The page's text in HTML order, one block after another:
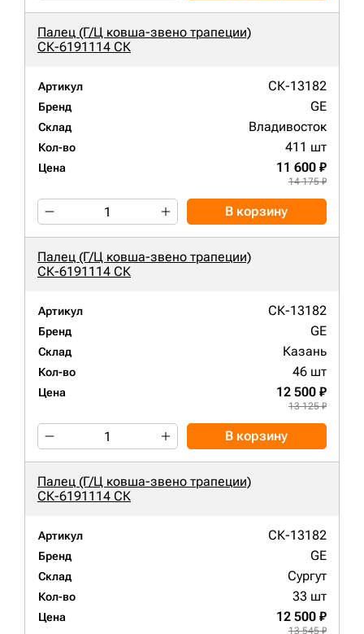
Палец (Г/Ц ковша-звено трапеции)
СК-6191114 СК
Артикул СК-13182
Бренд GE
Склад Владивосток
Кол-во 411 шт
Цена 11 600 ₽
14 175 ₽
В корзину
Палец (Г/Ц ковша-звено трапеции)
СК-6191114 СК
Артикул СК-13182
Бренд GE
Склад Казань
Кол-во 46 шт
Цена 12 500 ₽
13 125 ₽
В корзину
Палец (Г/Ц ковша-звено трапеции)
СК-6191114 СК
Артикул СК-13182
Бренд GE
Склад Сургут
Кол-во 33 шт
Цена 12 500 ₽
13 545 ₽